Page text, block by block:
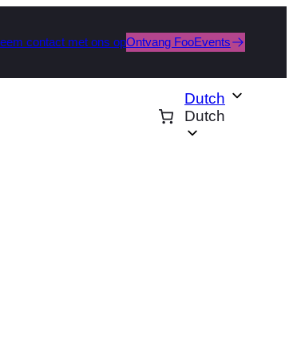
contact met ons opOntvang FooEvents
Dutch
Dutch